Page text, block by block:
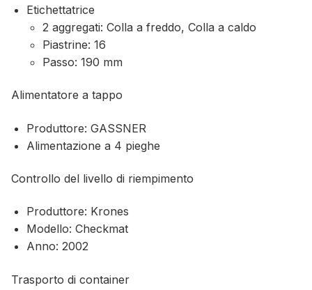
Etichettatrice
2 aggregati: Colla a freddo, Colla a caldo
Piastrine: 16
Passo: 190 mm
Alimentatore a tappo
Produttore: GASSNER
Alimentazione a 4 pieghe
Controllo del livello di riempimento
Produttore: Krones
Modello: Checkmat
Anno: 2002
Trasporto di container